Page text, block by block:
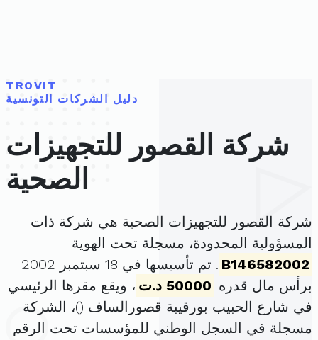
TROVIT
دليل الشركات التونسية
شركة القصور للتجهيزات
الصحية
شركة القصور للتجهيزات الصحية هي شركة ذات
المسؤولية المحدودة، مسجلة تحت الهوية
B146582002
. تم تأسيسها في 18 سبتمبر 2002
برأس مال قدره 50000 د.ت
، ويقع مقرها الرئيسي
في شارع الحبيب بورقيبة قصورالساف ()، الشركة
مسجلة في السجل الوطني للمؤسسات تحت الرقم